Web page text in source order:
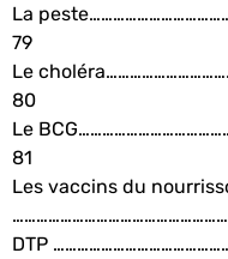
La
79
Le
80
Le
81
Les vaccins du
DTP